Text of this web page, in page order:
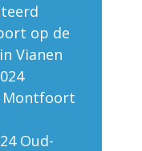
op de
Vianen
Montfoort
Oud-